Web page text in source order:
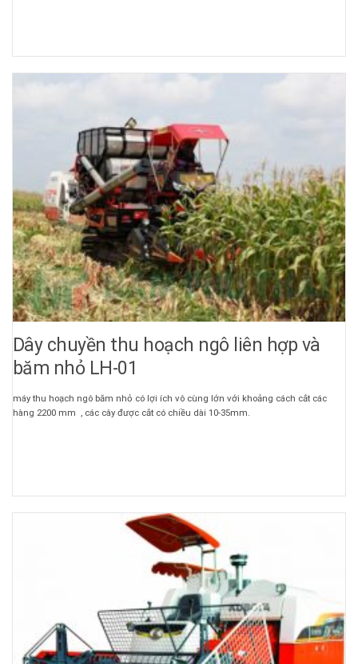
Dây chuyền thu hoạch ngô liên hợp và
băm nhỏ LH-01
máy thu hoạch ngô băm nhỏ có lợi ích vô cùng lớn với khoảng cách cắt các
hàng 2200 mm , các cây được cắt có chiều dài 10-35mm.